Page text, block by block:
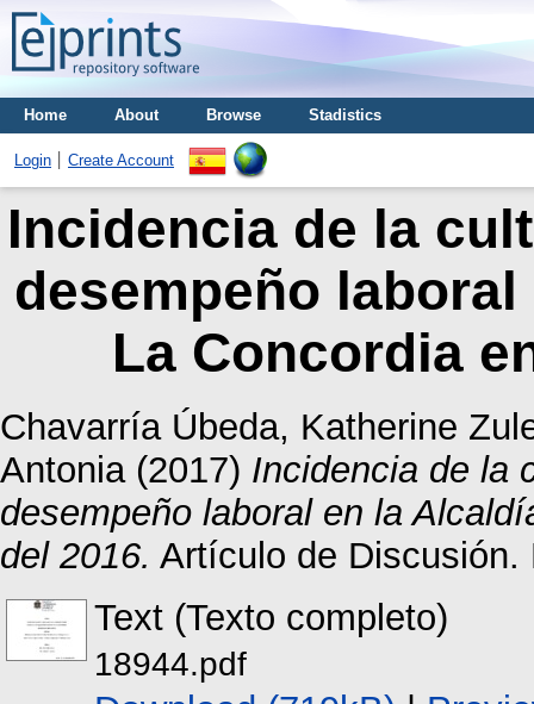
Home About Browse Stadistics
Login Create Account
Incidencia de la
desempeño
La Concordia
Chavarría Úbeda, Katherine
Antonia(2017) Incidencia de la
desempeño laboral en la
del 2016. Artículo de
Text (Texto completo)
18944.pdf